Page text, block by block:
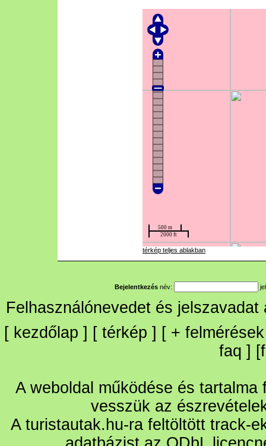
térkép teljes ablakban
Bejelentkezés név:
Felhasználónevedet és
[ kezdőlap ] [ térkép ] [ + felmérések
faq ] [
A weboldal működése és
vesszük az
A turistautak.hu-ra feltöltött track-